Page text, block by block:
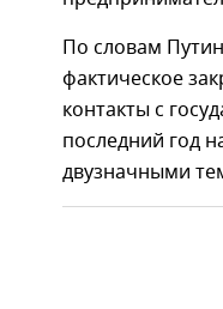
По словам
фактическое
контакты с
последний год
двузначными